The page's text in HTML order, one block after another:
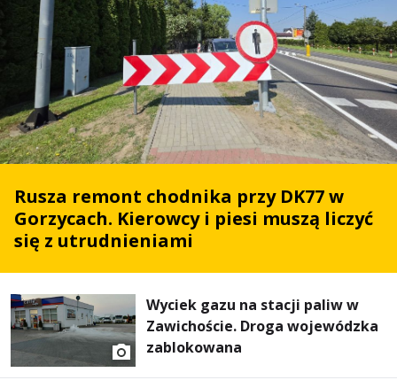
Rusza remont chodnika przy DK77 w
Gorzycach. Kierowcy i piesi muszą liczyć
się z utrudnieniami
Wyciek gazu na stacji paliw w
Zawichoście. Droga wojewódzka
zablokowana